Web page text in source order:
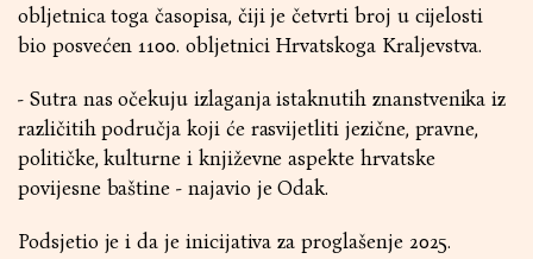
obljetnica toga časopisa, čiji je četvrti broj u cijelosti
bio posvećen 1100. obljetnici Hrvatskoga Kraljevstva.
- Sutra nas očekuju izlaganja istaknutih znanstvenika iz
različitih područja koji će rasvijetliti jezične, pravne,
političke, kulturne i književne aspekte hrvatske
povijesne baštine - najavio je Odak.
Podsjetio je i da je inicijativa za proglašenje 2025.